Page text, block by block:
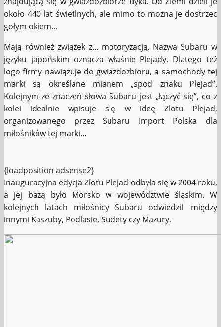
około 440 lat świetlnych, ale mimo to można je dostrzec
gołym okiem…
Mają również związek z… motoryzacją. Nazwa Subaru w
języku japońskim oznacza właśnie Plejady. Dlatego też
logo firmy nawiązuje do gwiazdozbioru, a samochody tej
marki są określane mianem „spod znaku Plejad”.
Kolejnym ze znaczeń słowa Subaru jest „łączyć się”, co z
kolei idealnie wpisuje się w ideę Zlotu Plejad,
organizowanego przez Subaru Import Polska dla
miłośników tej marki…
{loadposition adsense2}
Inauguracyjna edycja Zlotu Plejad odbyła się w 2004 roku,
a jej bazą było Morsko w województwie śląskim. W
kolejnych latach miłośnicy Subaru odwiedzili między
innymi Kaszuby, Podlasie, Sudety czy Mazury.